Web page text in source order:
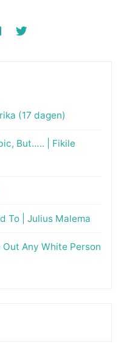
(17 dagen)
But….. | Fikile
To | Julius Malema
Any White Person